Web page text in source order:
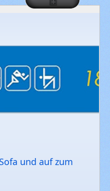
und auf zum